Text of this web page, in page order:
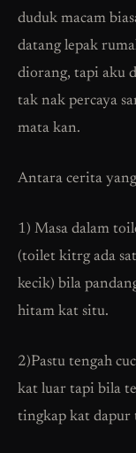
duduk macam
datang lepak
diorang, tapi aku
tak nak percaya
mata kan.
Antara cerita
1) Masa dalam
(toilet kitrg ada
kecik) bila
hitam kat situ.
2)Pastu tengah
kat luar tapi bila
tingkap kat dapur